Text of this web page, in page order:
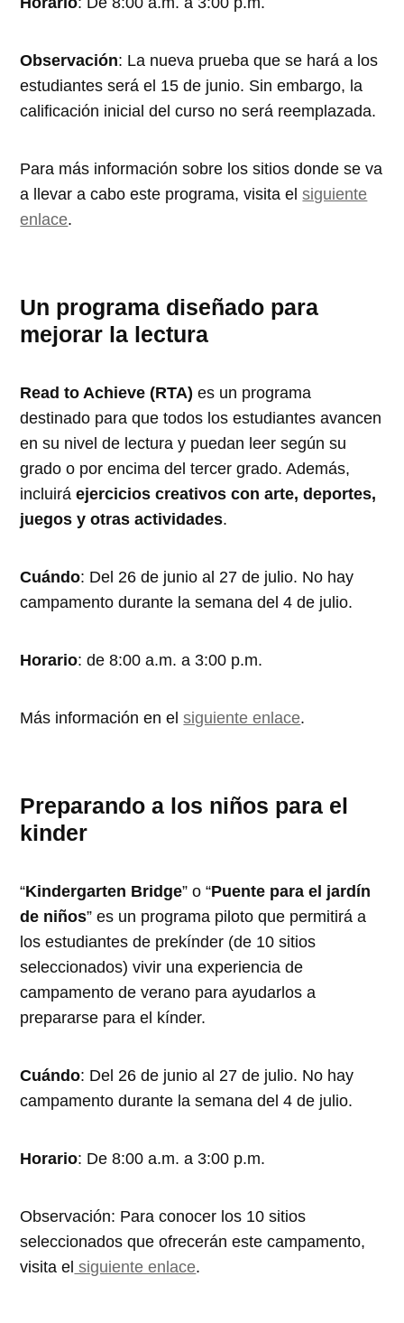
Observación: La nueva prueba que se hará a los
estudiantes será el 15 de junio. Sin embargo, la
calificación inicial del curso no será reemplazada.
Para más información sobre los sitios donde se va
a llevar a cabo este programa, visita elsiguiente
enlace.
Un programa diseñado para
mejorar la lectura
Read to Achieve (RTA) es un programa
destinado para que todos los estudiantes avancen
en su nivel de lectura y puedan leer según su
grado o por encima del tercer grado. Además,
incluiráejercicios creativos con arte, deportes,
juegos y otras actividades.
Cuándo: Del 26 de junio al 27 de julio. No hay
campamento durante la semana del 4 de julio.
Horario: de 8:00 a.m. a 3:00 p.m.
Más información en elsiguiente enlace.
Preparando a los niños para el
kinder
“Kindergarten Bridge” o “Puente para el jardín
de niños” es un programa piloto que permitirá a
los estudiantes de prekínder (de 10 sitios
seleccionados) vivir una experiencia de
campamento de verano para ayudarlos a
prepararse para el kínder.
Cuándo: Del 26 de junio al 27 de julio. No hay
campamento durante la semana del 4 de julio.
Horario: De 8:00 a.m. a 3:00 p.m.
Observación: Para conocer los 10 sitios
seleccionados que ofrecerán este campamento,
visita el siguiente enlace.